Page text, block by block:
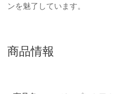
ンを魅了しています。
商品情報